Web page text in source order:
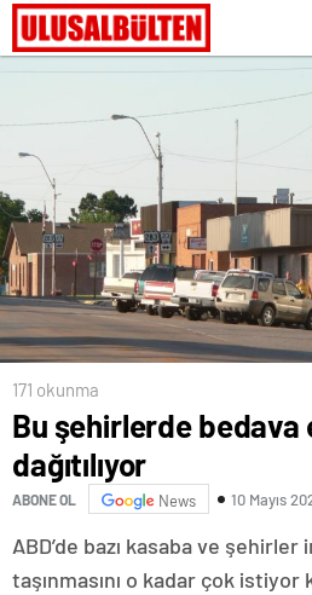
171 okunma
Bu şehirlerde bedava
dağıtılıyor
ABONE OL News 10 Mayıs
ABD’de bazı kasaba ve şehirler
taşınmasını o kadar çok